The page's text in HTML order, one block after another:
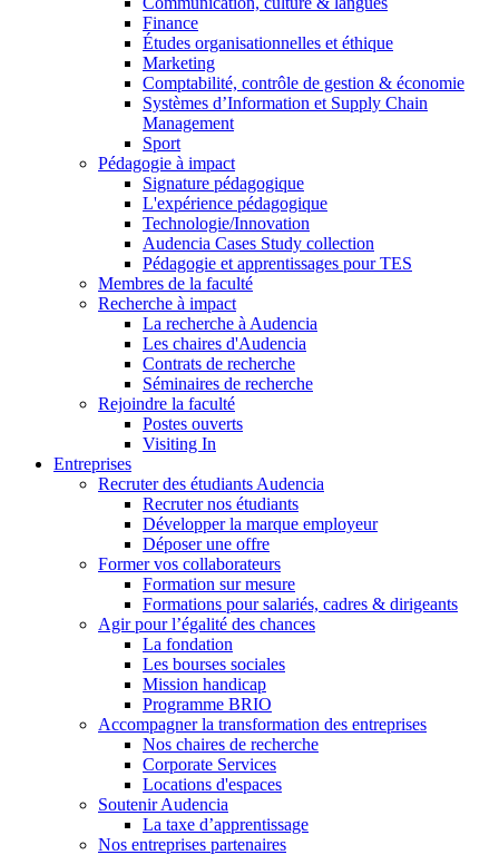
Finance
Études organisationnelles et éthique
Marketing
Comptabilité, contrôle de gestion & économie
Systèmes d’Information et Supply Chain
Management
Sport
Pédagogie à impact
Signature pédagogique
L'expérience pédagogique
Technologie/Innovation
Audencia Cases Study collection
Pédagogie et apprentissages pour TES
Membres de la faculté
Recherche à impact
La recherche à Audencia
Les chaires d'Audencia
Contrats de recherche
Séminaires de recherche
Rejoindre la faculté
Postes ouverts
Visiting In
Entreprises
Recruter des étudiants Audencia
Recruter nos étudiants
Développer la marque employeur
Déposer une offre
Former vos collaborateurs
Formation sur mesure
Formations pour salariés, cadres & dirigeants
Agir pour l’égalité des chances
La fondation
Les bourses sociales
Mission handicap
Programme BRIO
Accompagner la transformation des entreprises
Nos chaires de recherche
Corporate Services
Locations d'espaces
Soutenir Audencia
La taxe d’apprentissage
Nos entreprises partenaires